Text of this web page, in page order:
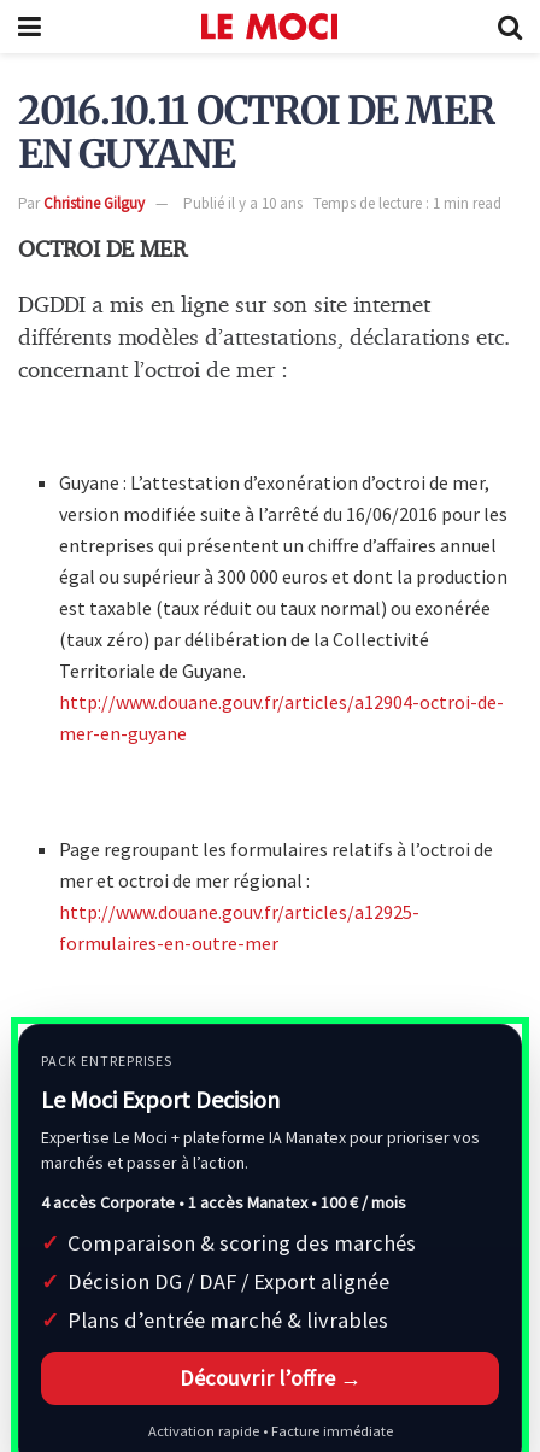
2016.10.11 OCTROI DE MER
EN GUYANE
ParChristine Gilguy Publié il y a 10 ans Temps de lecture : 1 min read
OCTROI DE MER
DGDDI a mis en ligne sur son site internet
différents modèles d’attestations, déclarations etc.
concernant l’octroi de mer :
Guyane : L’attestation d’exonération d’octroi de mer,
version modifiée suite à l’arrêté du 16/06/2016 pour les
entreprises qui présentent un chiffre d’affaires annuel
égal ou supérieur à 300 000 euros et dont la production
est taxable (taux réduit ou taux normal) ou exonérée
(taux zéro) par délibération de la Collectivité
Territoriale de Guyane.
http://www.douane.gouv.fr/articles/a12904-octroi-de-
mer-en-guyane
Page regroupant les formulaires relatifs à l’octroi de
mer et octroi de mer régional :
http://www.douane.gouv.fr/articles/a12925-
formulaires-en-outre-mer
PACK ENTREPRISES
Le Moci Export Decision
Expertise Le Moci + plateforme IA Manatex pour prioriser vos
marchés et passer à l’action.
4 accès Corporate • 1 accès Manatex •100 € / mois
Comparaison & scoring des marchés
Décision DG / DAF / Export alignée
Plans d’entrée marché & livrables
Découvrir l’offre →
Activation rapide • Facture immédiate